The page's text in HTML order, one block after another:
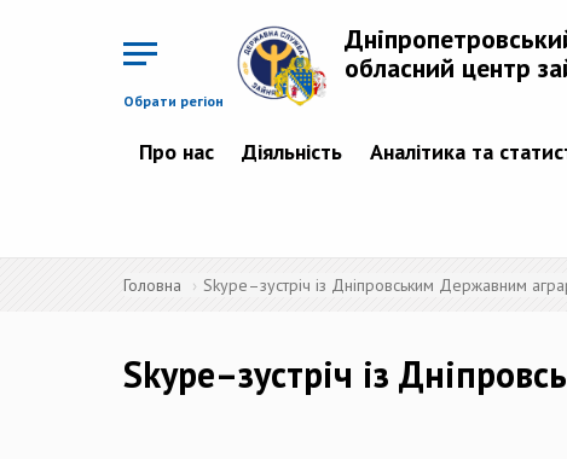
Обрати регіон
обласний центр
Про нас Діяльність Аналітика та
Головна Skype–зустріч із Дніпровським Державним
Skype–зустріч із